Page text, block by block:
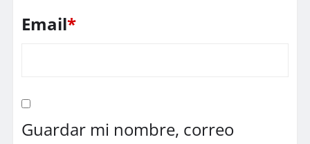
Email*
Guardar mi nombre, correo